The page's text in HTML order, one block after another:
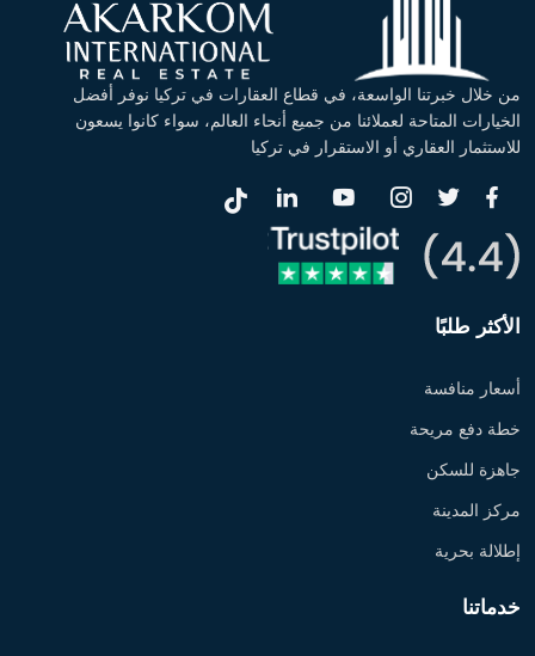
من خلال خبرتنا الواسعة، في قطاع العقارات في تركيا نوفر أفضل
الخيارات المتاحة لعملائنا من جميع أنحاء العالم، سواء كانوا يسعون
للاستثمار العقاري أو الاستقرار في تركيا
الأكثر طلبًا
أسعار منافسة
خطة دفع مريحة
جاهزة للسكن
مركز المدينة
إطلالة بحرية
خدماتنا